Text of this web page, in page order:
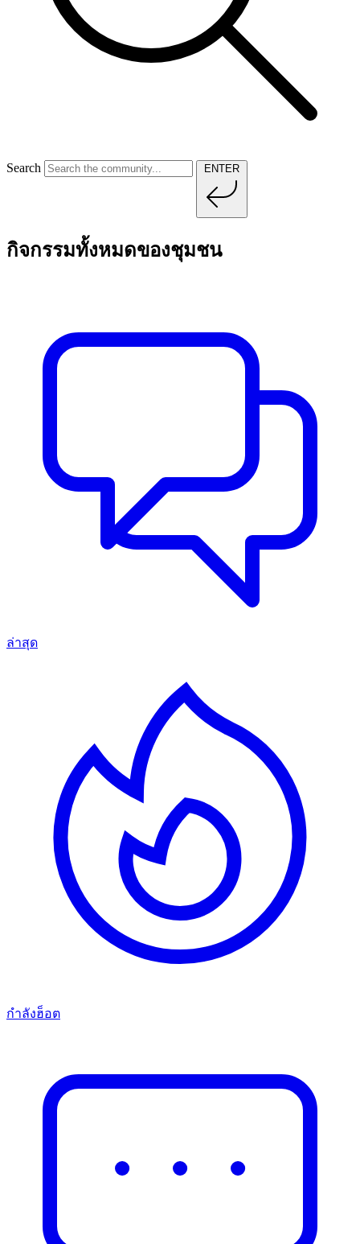
Search ENTER
กิจกรรมทั้งหมดของชุมชน
ล่าสุด
กำลังฮ็อต